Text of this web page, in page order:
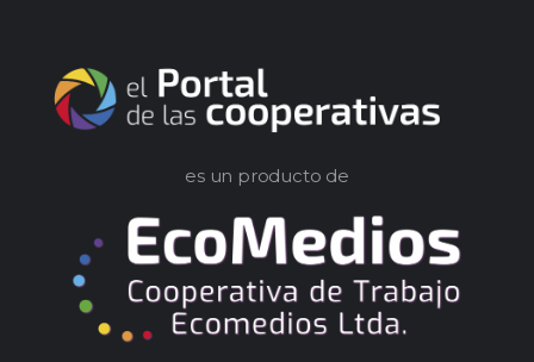
es un producto de